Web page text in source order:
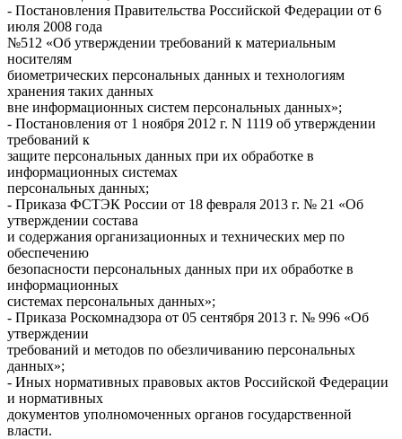
- Постановления Правительства Российской Федерации от 6
июля 2008 года
№512 «Об утверждении требований к материальным
носителям
биометрических персональных данных и технологиям
хранения таких данных
вне информационных систем персональных данных»;
- Постановления от 1 ноября 2012 г. N 1119 об утверждении
требований к
защите персональных данных при их обработке в
информационных системах
персональных данных;
- Приказа ФСТЭК России от 18 февраля 2013 г. № 21 «Об
утверждении состава
и содержания организационных и технических мер по
обеспечению
безопасности персональных данных при их обработке в
информационных
системах персональных данных»;
- Приказа Роскомнадзора от 05 сентября 2013 г. № 996 «Об
утверждении
требований и методов по обезличиванию персональных
данных»;
- Иных нормативных правовых актов Российской Федерации
и нормативных
документов уполномоченных органов государственной
власти.